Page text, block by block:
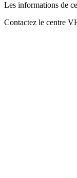
Les informations de
Contactez le centre